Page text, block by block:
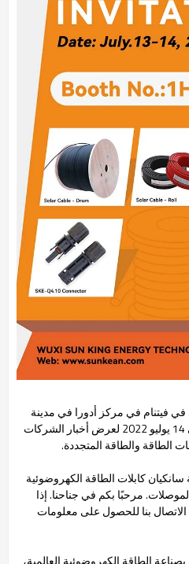
فيتنام في مركز أدورا في مدينة
هوشي منه في الفترة من 13 إلى 14 يوليو 2022 لعرض أخبار الشركات
الطاقة والطاقة المتجددة.
كابلات الطاقة الكهروضوئية
مرحبًا بكم في جناحنا. إذا
الاتصال بنا للحصول على معلومات
الطاقة الكهروضوئية العالمية،